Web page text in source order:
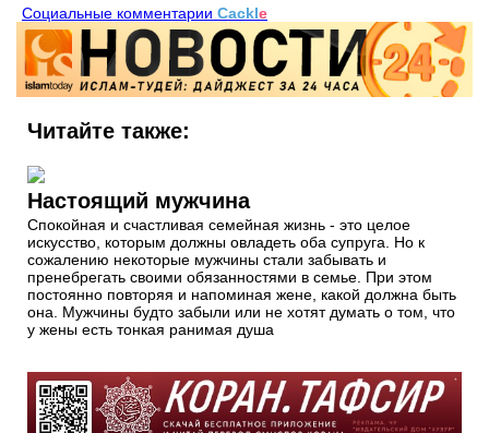
Социальные комментарии Cackle
Читайте также:
Настоящий мужчина
Спокойная и счастливая семейная жизнь - это целое
искусство, которым должны овладеть оба супруга. Но к
сожалению некоторые мужчины стали забывать и
пренебрегать своими обязанностями в семье. При этом
постоянно повторяя и напоминая жене, какой должна быть
она. Мужчины будто забыли или не хотят думать о том, что
у жены есть тонкая ранимая душа